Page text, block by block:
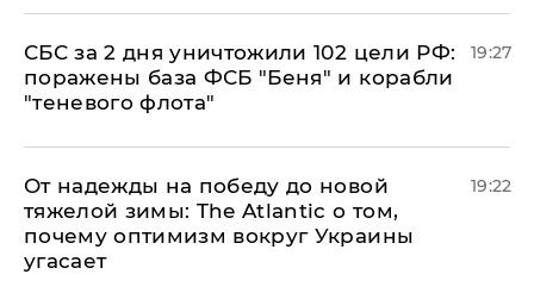
СБС за 2 дня уничтожили 102 цели РФ:
поражены база ФСБ "Беня" и корабли
"теневого флота"
19:27
От надежды на победу до новой
тяжелой зимы: The Atlantic о том,
почему оптимизм вокруг Украины
угасает
19:22